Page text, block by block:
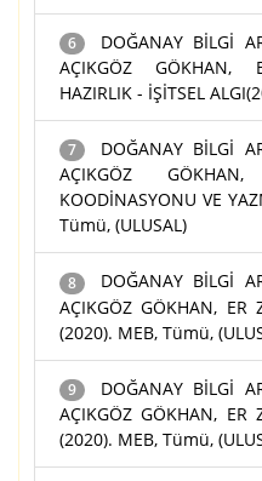
6
DOĞANAY BİLGİ
AÇIKGÖZ GÖKHAN,
HAZIRLIK - İŞİTSEL
7
DOĞANAY BİLGİ
AÇIKGÖZ
KOODİNASYONU VE
Tümü, (ULUSAL)
8
DOĞANAY BİLGİ
AÇIKGÖZ GÖKHAN, ER
(2020). MEB, Tümü,
9
DOĞANAY BİLGİ
AÇIKGÖZ GÖKHAN, ER
(2020). MEB, Tümü,